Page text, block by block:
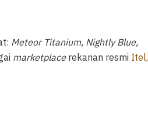
Meteor Titanium, Nightly Blue,
marketplacerekanan resmi Itel,